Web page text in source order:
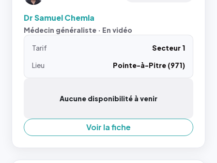
Dr Samuel Chemla
Médecin généraliste · En vidéo
Tarif
Secteur 1
Lieu
Pointe-à-Pitre (971)
Aucune disponibilité à venir
Voir la fiche